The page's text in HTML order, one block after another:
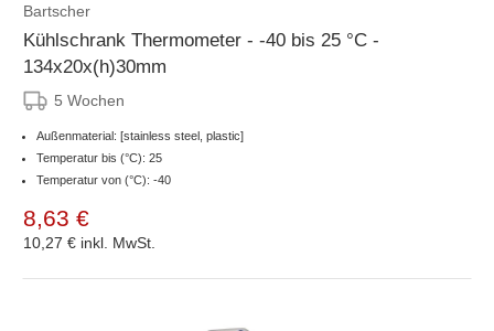
Bartscher
Kühlschrank Thermometer - -40 bis 25 °C -
134x20x(h)30mm
5 Wochen
Außenmaterial: [stainless steel, plastic]
Temperatur bis (°C): 25
Temperatur von (°C): -40
8,63 €
10,27 € inkl. MwSt.